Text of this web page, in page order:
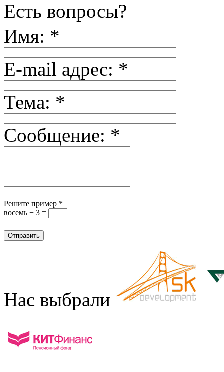
Есть вопросы?
Имя: *
E-mail адрес: *
Тема: *
Сообщение: *
Решите пример *
восемь − 3 =
Нас выбрали